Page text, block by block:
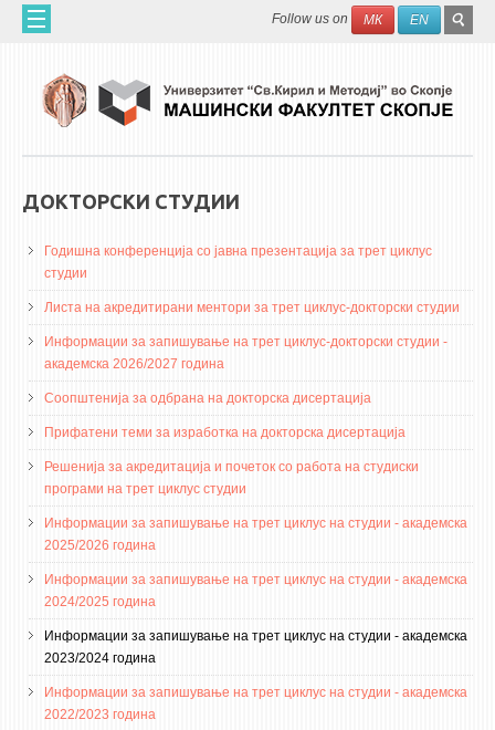
Skip to main content Search
Follow us on МК EN
ЗА НАС
60 ГОДИНИ МФ
ЗА ФАКУЛТЕТОТ
НАУЧНА ДЕЈНОСТ
МАШИНСКО ИНЖЕНЕРСТВО - НАУЧНО СПИСАНИЕ
АПЛИКАТИВНА ДЕЈНОСТ
МЕЃУНАРОДНА СОРАБОТКА
ERASMUS+
QIM-SEE
3DFindIT
WATERBRIDGING
CIRASIM
ENERGET
AIR QUALITY MODELLING
ДОКТОРСКИ СТУДИИ
Годишна конференција со јавна презентација за трет циклус
студии
Листа на акредитирани ментори за трет циклус-докторски студии
Информации за запишување на трет циклус-докторски студии -
академска 2026/2027 година
Соопштенија за одбрана на докторска дисертација
Прифатени теми за изработка на докторска дисертација
Решенија за акредитација и почеток со работа на студиски
програми на трет циклус студии
Информации за запишување на трет циклус на студии - академска
2025/2026 година
Информации за запишување на трет циклус на студии - академска
2024/2025 година
Информации за запишување на трет циклус на студии - академска
2023/2024 година
Информации за запишување на трет циклус на студии - академска
2022/2023 година